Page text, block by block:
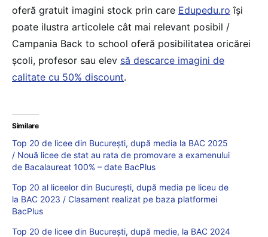
oferă gratuit imagini stock prin care Edupedu.ro îşi
poate ilustra articolele cât mai relevant posibil /
Campania Back to school oferă posibilitatea oricărei
școli, profesor sau elev să descarce imagini de
calitate cu 50% discount.
Similare
Top 20 de licee din București, după media la BAC 2025
/ Nouă licee de stat au rata de promovare a examenului
de Bacalaureat 100% – date BacPlus
Top 20 al liceelor din București, după media pe liceu de
la BAC 2023 / Clasament realizat pe baza platformei
BacPlus
Top 20 de licee din București, după medie, la BAC 2024